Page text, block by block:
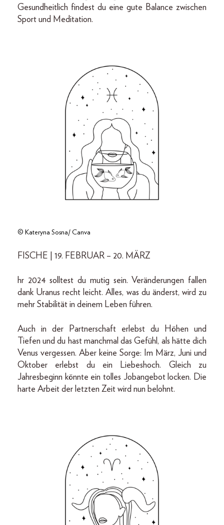
Gesundheitlich findest du eine gute Balance zwischen
Sport und Meditation.
© Kateryna Sosna/ Canva
FISCHE | 19. FEBRUAR – 20. MÄRZ
hr 2024 solltest du mutig sein. Veränderungen fallen
dank Uranus recht leicht. Alles, was du änderst, wird zu
mehr Stabilität in deinem Leben führen.
Auch in der Partnerschaft erlebst du Höhen und
Tiefen und du hast manchmal das Gefühl, als hätte dich
Venus vergessen. Aber keine Sorge: Im März, Juni und
Oktober erlebst du ein Liebeshoch. Gleich zu
Jahresbeginn könnte ein tolles Jobangebot locken. Die
harte Arbeit der letzten Zeit wird nun belohnt.